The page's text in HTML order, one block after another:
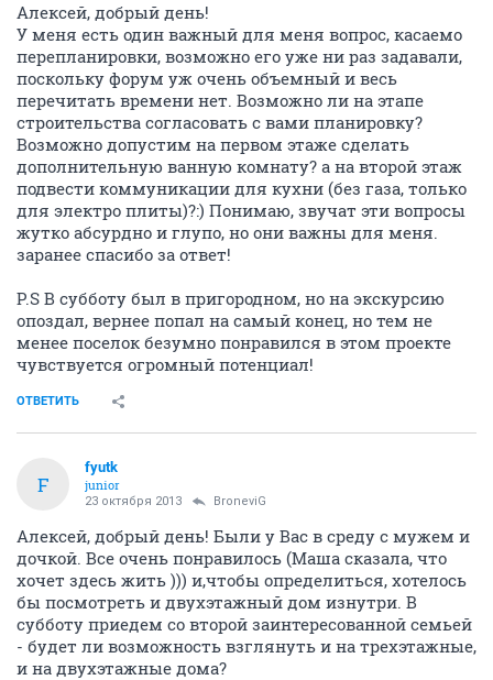
Алексей, добрый день!
У меня есть один важный для меня вопрос, касаемо
перепланировки, возможно его уже ни раз задавали,
поскольку форум уж очень объемный и весь
перечитать времени нет. Возможно ли на этапе
строительства согласовать с вами планировку?
Возможно допустим на первом этаже сделать
дополнительную ванную комнату? а на второй этаж
подвести коммуникации для кухни (без газа, только
для электро плиты)?:) Понимаю, звучат эти вопросы
жутко абсурдно и глупо, но они важны для меня.
заранее спасибо за ответ!
P.S В субботу был в пригородном, но на экскурсию
опоздал, вернее попал на самый конец, но тем не
менее поселок безумно понравился в этом проекте
чувствуется огромный потенциал!
ОТВЕТИТЬ
F
fyutk
junior
23 октября 2013 BroneviG
Алексей, добрый день! Были у Вас в среду с мужем и
дочкой. Все очень понравилось (Маша сказала, что
хочет здесь жить ))) и,чтобы определиться, хотелось
бы посмотреть и двухэтажный дом изнутри. В
субботу приедем со второй заинтересованной семьей
- будет ли возможность взглянуть и на трехэтажные,
и на двухэтажные дома?